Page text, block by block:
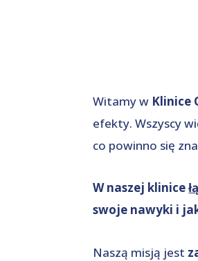
Witamy w Klinice
efekty. Wszyscy
co powinno się
W naszej klinice
swoje nawyki i
Naszą misją jest